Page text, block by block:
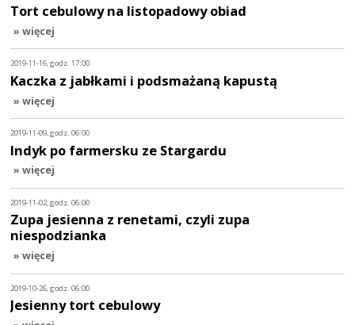
Tort cebulowy na listopadowy obiad
» więcej
2019-11-16, godz. 17:00
Kaczka z jabłkami i podsmażaną kapustą
» więcej
2019-11-09, godz. 06:00
Indyk po farmersku ze Stargardu
» więcej
2019-11-02, godz. 06:00
Zupa jesienna z renetami, czyli zupa
niespodzianka
» więcej
2019-10-26, godz. 06:00
Jesienny tort cebulowy